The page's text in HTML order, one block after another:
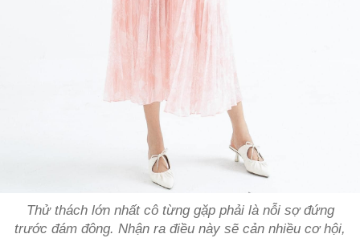
Thử thách lớn nhất cô từng gặp phải là nỗi sợ đứng
trước đám đông. Nhận ra điều này sẽ cản nhiều cơ hội,